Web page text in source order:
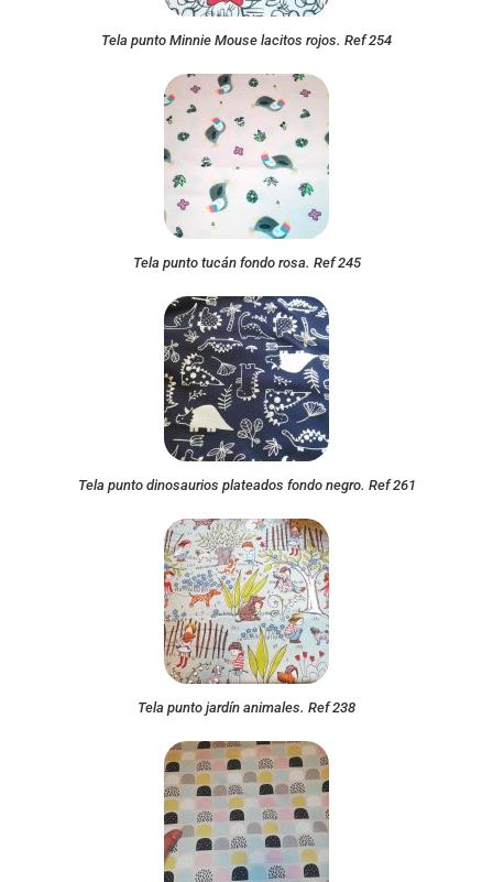
Tela punto Minnie Mouse lacitos rojos. Ref 254
Tela punto tucán fondo rosa. Ref 245
Tela punto dinosaurios plateados fondo negro. Ref 261
Tela punto jardín animales. Ref 238